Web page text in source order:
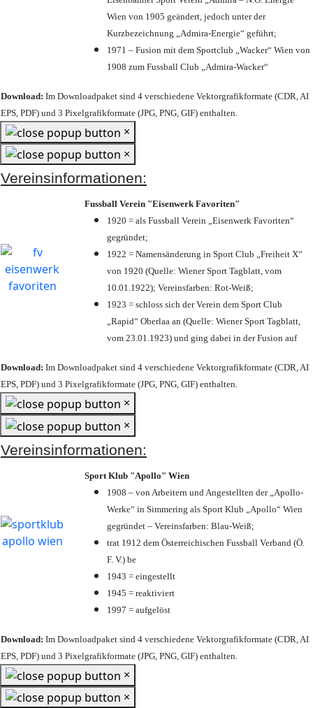
Wien von 1905 geändert, jedoch unter der
Kurzbezeichnung „Admira-Energie“ geführt;
1971 – Fusion mit dem Sportclub „Wacker“ Wien von
1908 zum Fussball Club „Admira-Wacker“
Download: Im Downloadpaket sind 4 verschiedene Vektorgrafikformate (CDR, AI
EPS, PDF) und 3 Pixelgrafikformate (JPG, PNG, GIF) enthalten.
×
×
Vereinsinformationen:
Fussball Verein "Eisenwerk Favoriten"
1920 = als Fussball Verein „Eisenwerk Favoriten“
gegründet;
1922 = Namensänderung in Sport Club „Freiheit X“
von 1920 (Quelle: Wiener Sport Tagblatt, vom
10.01.1922); Vereinsfarben: Rot-Weiß;
1923 = schloss sich der Verein dem Sport Club
„Rapid“ Oberlaa an (Quelle: Wiener Sport Tagblatt,
vom 23.01.1923) und ging dabei in der Fusion auf
Download: Im Downloadpaket sind 4 verschiedene Vektorgrafikformate (CDR, AI
EPS, PDF) und 3 Pixelgrafikformate (JPG, PNG, GIF) enthalten.
×
×
Vereinsinformationen:
Sport Klub "Apollo" Wien
1908 – von Arbeitern und Angestellten der „Apollo-
Werke“ in Simmering als Sport Klub „Apollo“ Wien
gegründet – Vereinsfarben: Blau-Weiß;
trat 1912 dem Österreichischen Fussball Verband (Ö.
F. V.) be
1943 = eingestellt
1945 = reaktiviert
1997 = aufgelöst
Download: Im Downloadpaket sind 4 verschiedene Vektorgrafikformate (CDR, AI
EPS, PDF) und 3 Pixelgrafikformate (JPG, PNG, GIF) enthalten.
×
×